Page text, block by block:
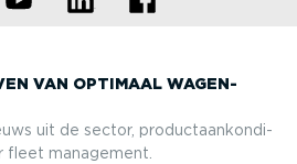
VAN OPTIMAAL WAGEN­
uit de sector, product­aan­kon­di­
fleet management.